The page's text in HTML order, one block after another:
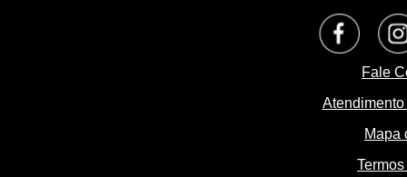
Opens
Fale
Mapa